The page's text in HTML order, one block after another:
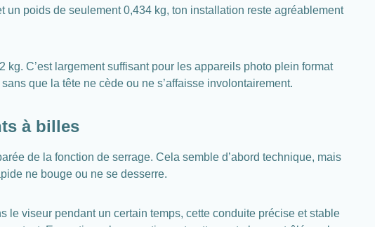
poids de seulement 0,434 kg, ton installation reste agréablement
C’est largement suffisant pour les appareils photo plein format
que la tête ne cède ou ne s’affaisse involontairement.
à billes
de la fonction de serrage. Cela semble d’abord technique, mais
ne bouge ou ne se desserre.
viseur pendant un certain temps, cette conduite précise et stable